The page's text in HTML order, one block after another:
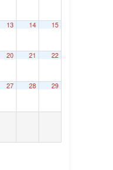
13 14 15
20 21 22
27 28 29